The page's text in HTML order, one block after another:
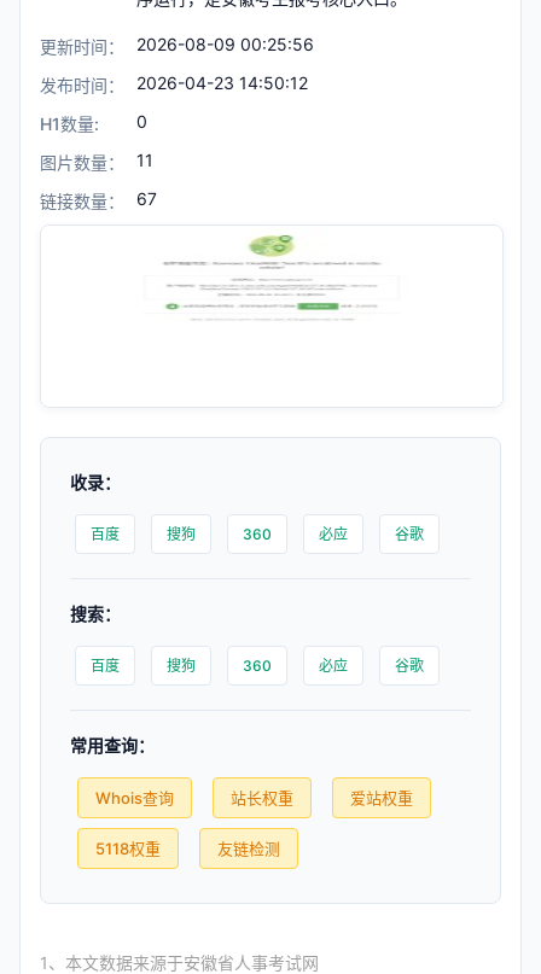
更新时间：
2026-08-09 00:25:56
发布时间：
2026-04-23 14:50:12
H1数量:
0
图片数量：
11
链接数量：
67
收录：
百度 搜狗 360 必应 谷歌
搜索：
百度 搜狗 360 必应 谷歌
常用查询：
Whois查询 站长权重 爱站权重
5118权重 友链检测
1、本文数据来源于安徽省人事考试网